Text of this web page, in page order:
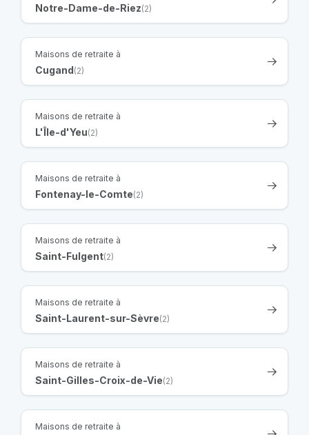
Notre-Dame-de-Riez(2)
Maisons de retraite à
Cugand(2)
Maisons de retraite à
L'Île-d'Yeu(2)
Maisons de retraite à
Fontenay-le-Comte(2)
Maisons de retraite à
Saint-Fulgent(2)
Maisons de retraite à
Saint-Laurent-sur-Sèvre(2)
Maisons de retraite à
Saint-Gilles-Croix-de-Vie(2)
Maisons de retraite à